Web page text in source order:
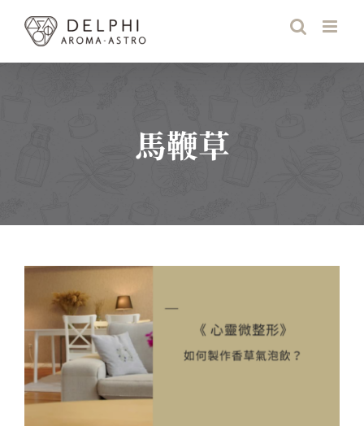
content
馬鞭草